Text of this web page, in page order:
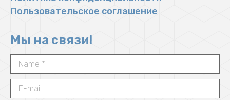
Пользовательское соглашение
Мы на связи!
Name *
E-mail